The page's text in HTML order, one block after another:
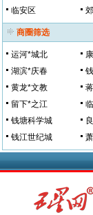
临安区
商圈筛选
运河*城北
湖滨*庆春
黄龙*文教
留下*之江
钱塘科学城
钱江世纪城